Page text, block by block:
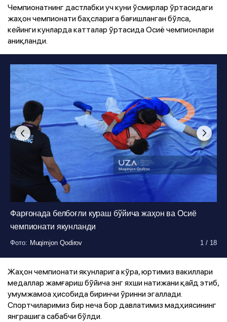
Чемпионатнинг дастлабки уч куни ўсмирлар ўртасидаги
жаҳон чемпионати баҳсларига бағишланган бўлса,
кейинги кунларда катталар ўртасида Осиё чемпионлари
аниқланди.
Фарғонада белбоғли кураш бўйича жаҳон ва Осиё
чемпионати якунланди
Фото: Muqimjon Qodirov 1 / 18
Фото: Muqimjon Qodirov 1 / 18
Фото: Muqimjon Qodirov 1 / 18
Фото: Muqimjon Qodirov 1 / 18
Фото: Muqimjon Qodirov 1 / 18
Фото: Muqimjon Qodirov 1 / 18
Фото: Muqimjon Qodirov 1 / 18
Фото: Muqimjon Qodirov 1 / 18
Фото: Muqimjon Qodirov 1 / 18
Фото: Muqimjon Qodirov 1 / 18
Фото: Muqimjon Qodirov 1 / 18
Фото: Muqimjon Qodirov 1 / 18
Фото: Muqimjon Qodirov 1 / 18
Фото: Muqimjon Qodirov 1 / 18
Фото: Muqimjon Qodirov 1 / 18
Фото: Muqimjon Qodirov 1 / 18
Фото: Muqimjon Qodirov 1 / 18
Фото: Muqimjon Qodirov 1 / 18
Жаҳон чемпионати якунларига кўра, юртимиз вакиллари
медаллар жамғариш бўйича энг яхши натижани қайд этиб,
умумжамоа ҳисобида биринчи ўринни эгаллади.
Спортчиларимиз бир неча бор давлатимиз мадҳиясининг
янграшига сабабчи бўлди.